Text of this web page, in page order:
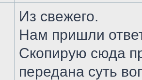
Из свежего.
Нам пришли
Скопирую сюда
передана суть